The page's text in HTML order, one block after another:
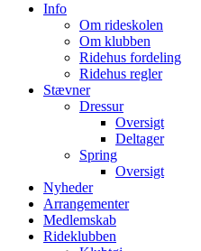
Info
Om rideskolen
Om klubben
Ridehus fordeling
Ridehus regler
Stævner
Dressur
Oversigt
Deltager
Spring
Oversigt
Nyheder
Arrangementer
Medlemskab
Rideklubben